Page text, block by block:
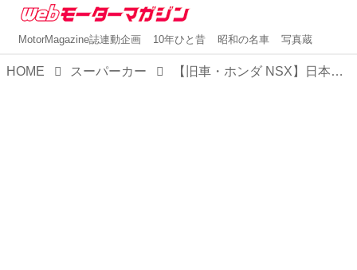
MotorMagazine誌連動企画 10年ひと昔 昭和の名車 写真蔵
HOME スーパーカー 【旧車・ホンダ NSX】日本初の市販スーパーカー：日本のスーパーカー 第7回